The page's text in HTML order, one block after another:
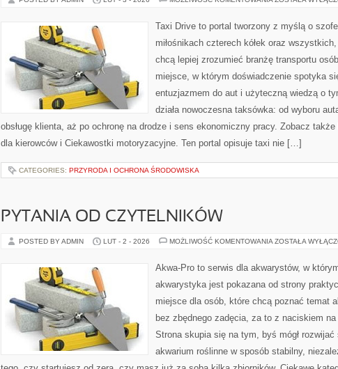
PRZEPISY
Taxi Drive to portal tworzony z myślą o
miłośnikach czterech kółek oraz
chcą lepiej zrozumieć branżę transportu
miejsce, w którym doświadczenie spotyka
entuzjazmem do aut i użyteczną wiedzą o
działa nowoczesna taksówka: od wyboru
obsługę klienta, aż po ochronę na drodze i sens ekonomiczny pracy. Zobacz także
dla kierowców i Ciekawostki motoryzacyjne. Ten portal opisuje taxi nie […]
CATEGORIES: PRZYRODA I OCHRONA ŚRODOWISKA
PYTANIA OD CZYTELNIKÓW
POSTED BY ADMIN LUT - 2 - 2026 MOŻLIWOŚĆ KOMENTOWANIA PYTANIA
ZOSTAŁA
Akwa-Pro to serwis dla akwarystów, w
akwarystyka jest pokazana od strony
miejsce dla osób, które chcą poznać temat
bez zbędnego zadęcia, za to z naciskiem
Strona skupia się na tym, byś mógł rozwijać
akwarium roślinne w sposób stabilny,